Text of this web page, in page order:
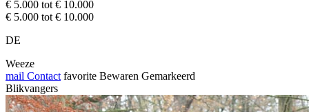
€ 5.000 tot € 10.000
€ 5.000 tot € 10.000
DE
Weeze
mail Contact favorite Bewaren Gemarkeerd
Blikvangers